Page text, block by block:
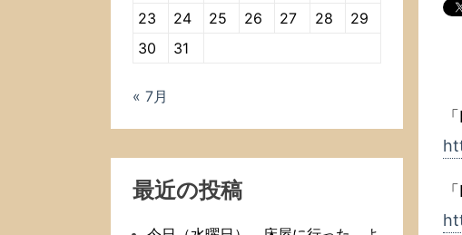
23
24 25 26 27 28
29
30
31
« 7月
最近の投稿